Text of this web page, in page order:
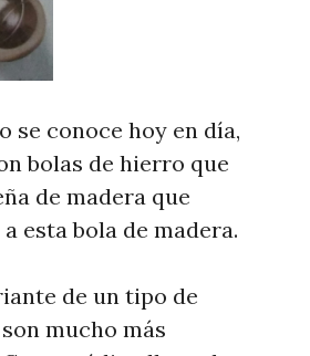
se conoce hoy en día,
bolas de hierro que
de madera que
esta bola de madera.
de un tipo de
mucho más